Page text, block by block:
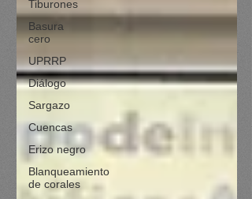
Tiburones
Basura
cero
UPRRP
Diálogo
Sargazo
Cuencas
Erizo negro
Blanqueamiento
de corales